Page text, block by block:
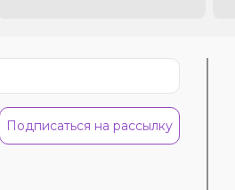
Подписаться на рассылку